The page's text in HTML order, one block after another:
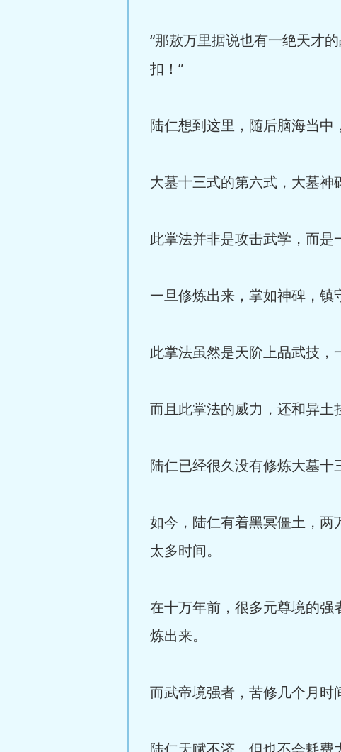
“那敖万里据说也有一绝天才
扣！”
陆仁想到这里，随后脑海当中
大墓十三式的第六式，大墓神
此掌法并非是攻击武学，而是
一旦修炼出来，掌如神碑，镇
此掌法虽然是天阶上品武技，
而且此掌法的威力，还和异土
陆仁已经很久没有修炼大墓十
如今，陆仁有着黑冥僵土，
太多时间。
在十万年前，很多元尊境的
炼出来。
而武帝境强者，苦修几个月时